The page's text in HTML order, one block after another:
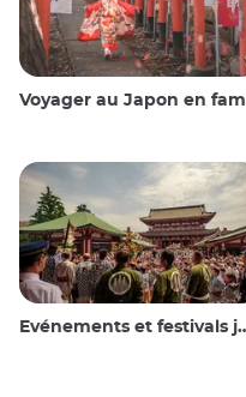
Voyager au Japon en famille
Evénements et festivals japonais